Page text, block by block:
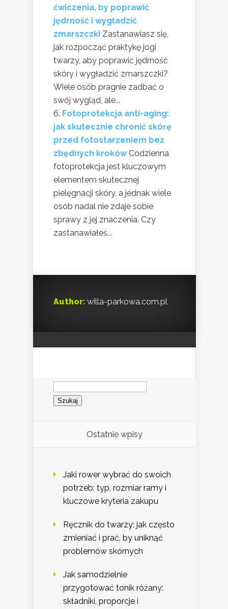
ćwiczenia, by poprawić
jędrność i wygładzić
zmarszczki Zastanawiasz się,
jak rozpocząć praktykę jogi
twarzy, aby poprawić jędrność
skóry i wygładzić zmarszczki?
Wiele osób pragnie zadbać o
swój wygląd, ale...
Fotoprotekcja anti-aging:
jak skutecznie chronić skórę
przed fotostarzeniem bez
zbędnych kroków Codzienna
fotoprotekcja jest kluczowym
elementem skutecznej
pielęgnacji skóry, a jednak wiele
osób nadal nie zdaje sobie
sprawy z jej znaczenia. Czy
zastanawiałeś...
Author: willa-parkowa.com.pl
Szukaj:
Ostatnie wpisy
Jaki rower wybrać do swoich
potrzeb: typ, rozmiar ramy i
kluczowe kryteria zakupu
Ręcznik do twarzy: jak często
zmieniać i prać, by uniknąć
problemów skórnych
Jak samodzielnie
przygotować tonik różany:
składniki, proporcje i